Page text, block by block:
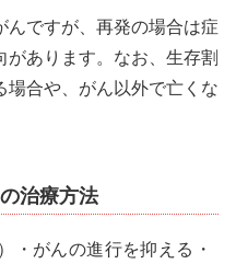
んですが、再発の場合は症
あります。なお、生存割
場合や、がん以外で亡くな
治療方法
・がんの進行を抑える・